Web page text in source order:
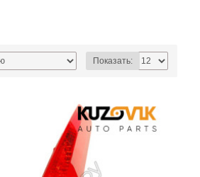
Показать: